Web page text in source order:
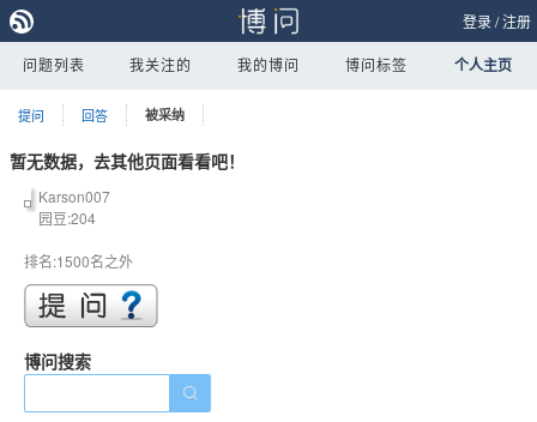
登录/注册
问题列表 我关注的 我的博问 博问标签 个人主页
提问 回答 被采纳
暂无数据，去其他页面看看吧！
Karson007
园豆:204
排名:1500名之外
博问搜索